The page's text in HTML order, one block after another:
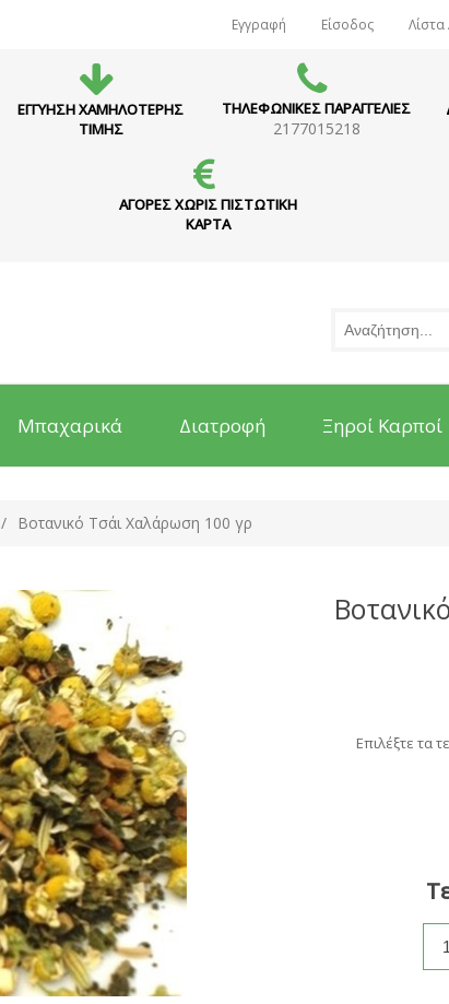
Εγγραφή Είσοδος
ΕΓΓΥΗΣΗ ΧΑΜΗΛΟΤΕΡΗΣ
ΤΙΜΗΣ
ΤΗΛΕΦΩΝΙΚΕΣ ΠΑΡΑΓΓΕΛΙΕΣ
2177015218
ΑΓΟΡΕΣ ΧΩΡΙΣ ΠΙΣΤΩΤΙΚΗ
ΚΑΡΤΑ
Μπαχαρικά Διατροφή Ξηροί Καρποί
/ Βοτανικό Τσάι Χαλάρωση 100 γρ
Επιλέξτε τα